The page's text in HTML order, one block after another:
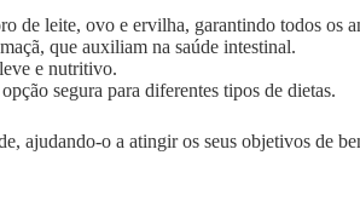
de leite, ovo e ervilha, garantindo todos os
que auxiliam na saúde intestinal.
e nutritivo.
segura para diferentes tipos de dietas.
ajudando-o a atingir os seus objetivos de